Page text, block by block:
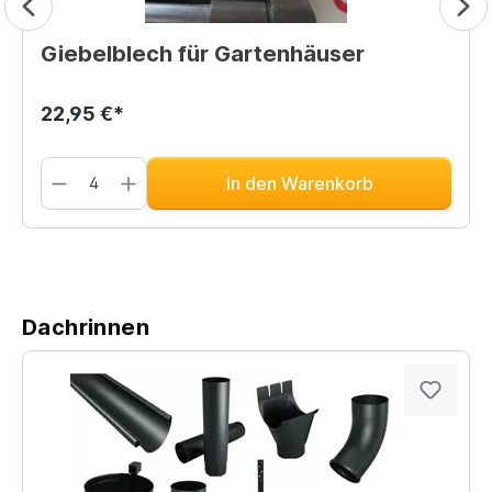
Giebelblech für Gartenhäuser
22,95 €*
In den Warenkorb
Dachrinnen